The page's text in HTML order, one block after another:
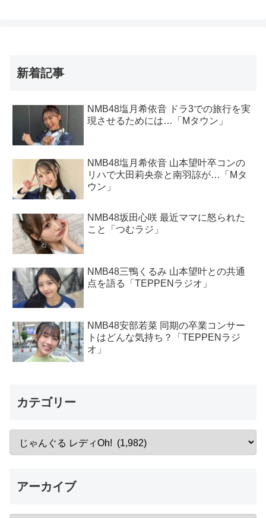
新着記事
NMB48塩月希依音 ドラ3での旅行を実
現させるためには…「Mタウン」
NMB48塩月希依音 山本望叶卒コンの
リハで大田莉央奈と南羽諒が…「Mタ
ウン」
NMB48坂田心咲 最近ママに怒られた
こと「つむラジ」
NMB48三鴨くるみ 山本望叶との共通
点を語る「TEPPENラジオ」
NMB48安部若菜 同期の卒業コンサー
トはどんな気持ち？「TEPPENラジ
オ」
カテゴリー
アーカイブ